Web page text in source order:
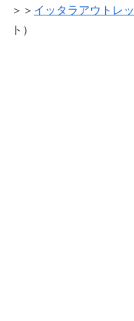
＞＞ イッタラアウトレ
ト）